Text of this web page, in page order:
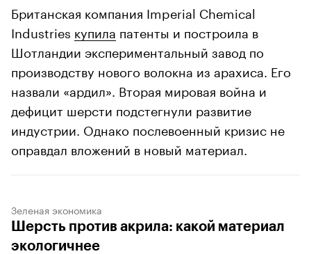
Британская компания Imperial Chemical
Industries купила патенты и построила в
Шотландии экспериментальный завод по
производству нового волокна из арахиса. Его
назвали «ардил». Вторая мировая война и
дефицит шерсти подстегнули развитие
индустрии. Однако послевоенный кризис не
оправдал вложений в новый материал.
Зеленая экономика
Шерсть против акрила: какой материал
экологичнее